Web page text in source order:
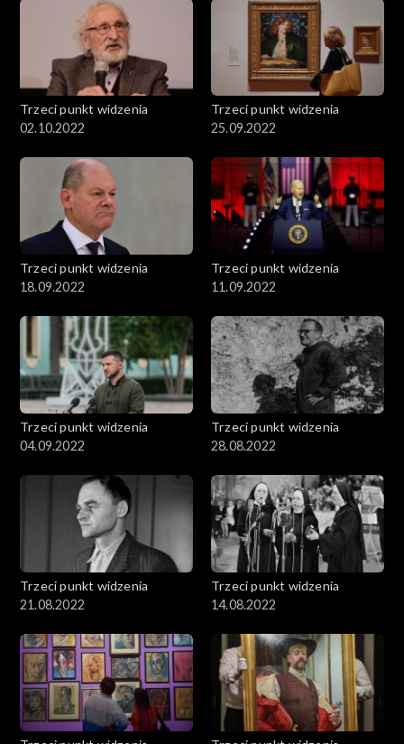
Trzeci punkt widzenia
02.10.2022
Trzeci punkt widzenia
25.09.2022
Trzeci punkt widzenia
18.09.2022
Trzeci punkt widzenia
11.09.2022
Trzeci punkt widzenia
04.09.2022
Trzeci punkt widzenia
28.08.2022
Trzeci punkt widzenia
21.08.2022
Trzeci punkt widzenia
14.08.2022